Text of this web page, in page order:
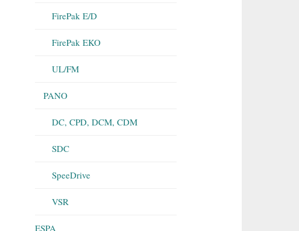
FirePak E/D
FirePak EKO
UL/FM
PANO
DC, CPD, DCM, CDM
SDC
SpeeDrive
VSR
ESPA